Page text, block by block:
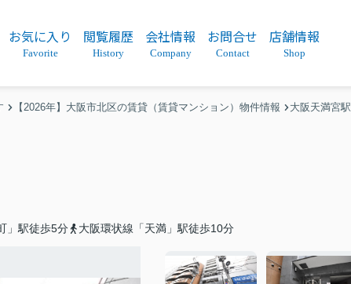
お気に入り
Favorite
閲覧履歴
History
会社情報
Company
お問合せ
Contact
店舗情報
Shop
【2026年】大阪市北区の賃貸（賃貸マンション）物件情報 大阪天満宮駅
」駅徒歩5分 大阪環状線「天満」駅徒歩10分